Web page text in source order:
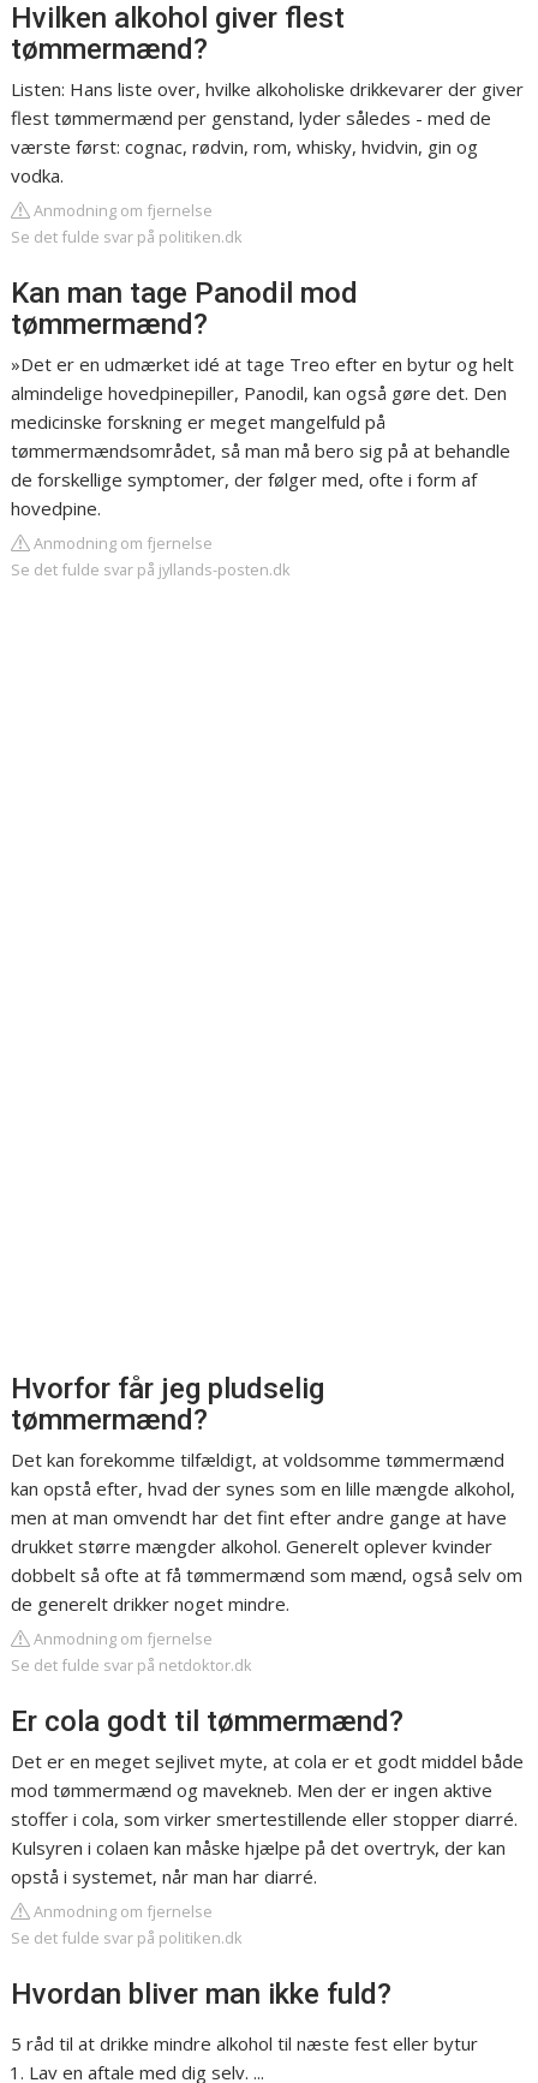
Hvilken alkohol giver flest
tømmermænd?
Listen: Hans liste over, hvilke alkoholiske drikkevarer der giver
flest tømmermænd per genstand, lyder således - med de
værste først: cognac, rødvin, rom, whisky, hvidvin, gin og
vodka.
Anmodning om fjernelse
Se det fulde svar på politiken.dk
Kan man tage Panodil mod
tømmermænd?
»Det er en udmærket idé at tage Treo efter en bytur og helt
almindelige hovedpinepiller, Panodil, kan også gøre det. Den
medicinske forskning er meget mangelfuld på
tømmermændsområdet, så man må bero sig på at behandle
de forskellige symptomer, der følger med, ofte i form af
hovedpine.
Anmodning om fjernelse
Se det fulde svar på jyllands-posten.dk
Hvorfor får jeg pludselig
tømmermænd?
Det kan forekomme tilfældigt, at voldsomme tømmermænd
kan opstå efter, hvad der synes som en lille mængde alkohol,
men at man omvendt har det fint efter andre gange at have
drukket større mængder alkohol. Generelt oplever kvinder
dobbelt så ofte at få tømmermænd som mænd, også selv om
de generelt drikker noget mindre.
Anmodning om fjernelse
Se det fulde svar på netdoktor.dk
Er cola godt til tømmermænd?
Det er en meget sejlivet myte, at cola er et godt middel både
mod tømmermænd og mavekneb. Men der er ingen aktive
stoffer i cola, som virker smertestillende eller stopper diarré.
Kulsyren i colaen kan måske hjælpe på det overtryk, der kan
opstå i systemet, når man har diarré.
Anmodning om fjernelse
Se det fulde svar på politiken.dk
Hvordan bliver man ikke fuld?
5 råd til at drikke mindre alkohol til næste fest eller bytur
Lav en aftale med dig selv. ...